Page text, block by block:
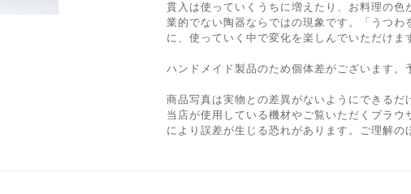
貫入は使っていくうちに増えたり、お料理の色
業的でない陶器ならではの現象です。「うつわ
に、使っていく中で変化を楽しんでいただけま
ハンドメイド製品のため個体差がございます。
商品写真は実物との差異がないようにできるだ
当店が使用している機材やご覧いただくブラウ
により誤差が生じる恐れがあります。ご理解の